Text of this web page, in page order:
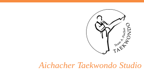
Aichacher Taekwondo Studio